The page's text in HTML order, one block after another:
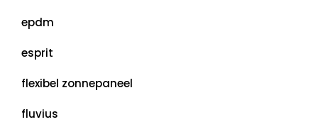
epdm
esprit
flexibel zonnepaneel
fluvius